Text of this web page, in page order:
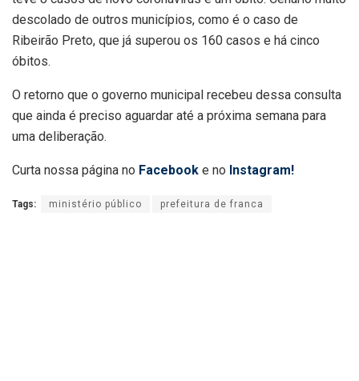
descolado de outros municípios, como é o caso de
Ribeirão Preto, que já superou os 160 casos e há cinco
óbitos.
O retorno que o governo municipal recebeu dessa consulta
que ainda é preciso aguardar até a próxima semana para
uma deliberação.
Curta nossa página no Facebook e no Instagram!
Tags: ministério público prefeitura de franca